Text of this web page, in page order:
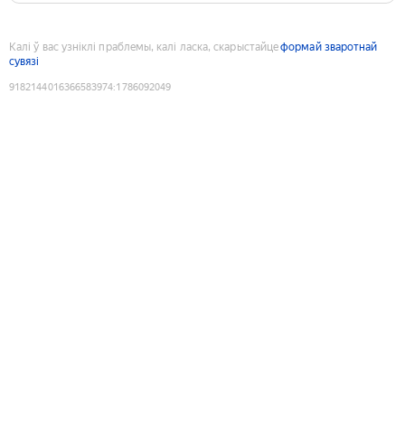
Калі ў вас узніклі праблемы, калі ласка, скарыстайцеформай зваротнай
сувязі
9182144016366583974:1786092049